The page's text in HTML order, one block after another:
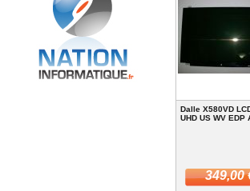
Dalle X580VD
UHD US WV EDP
349,00